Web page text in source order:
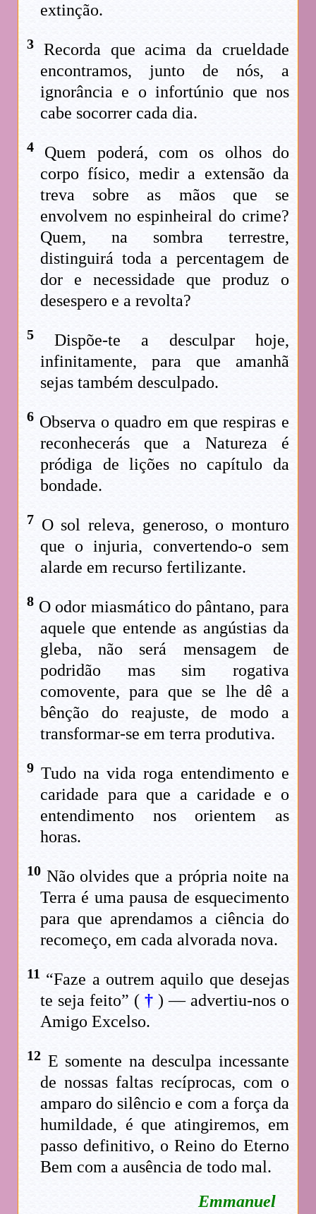
extinção.
3 Recorda que acima da crueldade
encontramos, junto de nós, a
ignorância e o infortúnio que nos
cabe socorrer cada dia.
4 Quem poderá, com os olhos do
corpo físico, medir a extensão da
treva sobre as mãos que se
envolvem no espinheiral do crime?
Quem, na sombra terrestre,
distinguirá toda a percentagem de
dor e necessidade que produz o
desespero e a revolta?
5 Dispõe-te a desculpar hoje,
infinitamente, para que amanhã
sejas também desculpado.
6 Observa o quadro em que respiras e
reconhecerás que a Natureza é
pródiga de lições no capítulo da
bondade.
7 O sol releva, generoso, o monturo
que o injuria, convertendo-o sem
alarde em recurso fertilizante.
8 O odor miasmático do pântano, para
aquele que entende as angústias da
gleba, não será mensagem de
podridão mas sim rogativa
comovente, para que se lhe dê a
bênção do reajuste, de modo a
transformar-se em terra produtiva.
9 Tudo na vida roga entendimento e
caridade para que a caridade e o
entendimento nos orientem as
horas.
10 Não olvides que a própria noite na
Terra é uma pausa de esquecimento
para que aprendamos a ciência do
recomeço, em cada alvorada nova.
11 “Faze a outrem aquilo que desejas
te seja feito” (†) — advertiu-nos o
Amigo Excelso.
12 E somente na desculpa incessante
de nossas faltas recíprocas, com o
amparo do silêncio e com a força da
humildade, é que atingiremos, em
passo definitivo, o Reino do Eterno
Bem com a ausência de todo mal.
Emmanuel